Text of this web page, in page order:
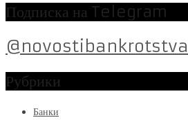
Подписка на Telegram
@novostibankrotstva
Рубрики
Банки